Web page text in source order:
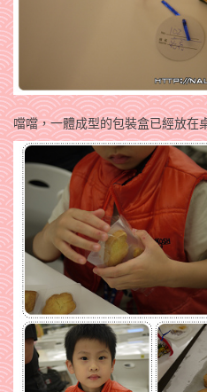
噹噹，一體成型的包裝盒已經放在